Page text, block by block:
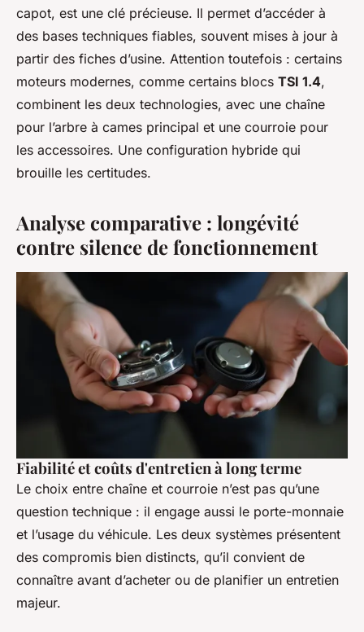
capot, est une clé précieuse. Il permet d’accéder à
des bases techniques fiables, souvent mises à jour à
partir des fiches d’usine. Attention toutefois : certains
moteurs modernes, comme certains blocs TSI 1.4,
combinent les deux technologies, avec une chaîne
pour l’arbre à cames principal et une courroie pour
les accessoires. Une configuration hybride qui
brouille les certitudes.
Analyse comparative : longévité
contre silence de fonctionnement
Fiabilité et coûts d'entretien à long terme
Le choix entre chaîne et courroie n’est pas qu’une
question technique : il engage aussi le porte-monnaie
et l’usage du véhicule. Les deux systèmes présentent
des compromis bien distincts, qu’il convient de
connaître avant d’acheter ou de planifier un entretien
majeur.